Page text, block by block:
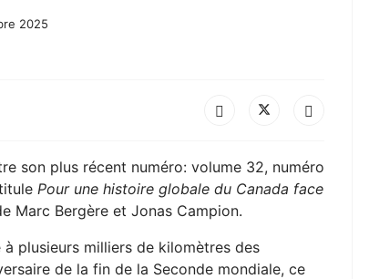
2025
son plus récent numéro: volume 32, numéro
Pour une histoire globale du Canada face
Marc Bergère et Jonas Campion.
plusieurs milliers de kilomètres des
de la fin de la Seconde mondiale, ce